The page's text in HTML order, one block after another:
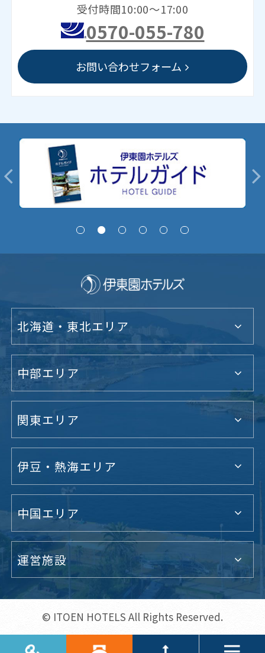
受付時間10:00～17:00
0570-055-780
お問い合わせフォーム
北海道・東北エリア
中部エリア
関東エリア
伊豆・熱海エリア
中国エリア
運営施設
© ITOEN HOTELS All Rights Reserved.